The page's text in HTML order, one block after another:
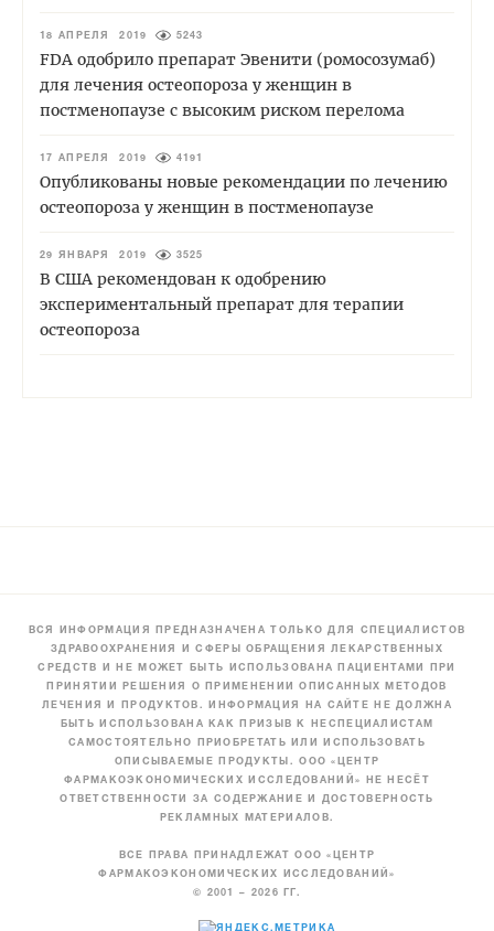
18 АПРЕЛЯ 2019 5243
FDA одобрило препарат Эвенити (ромосозумаб)
для лечения остеопороза у женщин в
постменопаузе с высоким риском перелома
17 АПРЕЛЯ 2019 4191
Опубликованы новые рекомендации по лечению
остеопороза у женщин в постменопаузе
29 ЯНВАРЯ 2019 3525
В США рекомендован к одобрению
экспериментальный препарат для терапии
остеопороза
ВСЯ ИНФОРМАЦИЯ ПРЕДНАЗНАЧЕНА ТОЛЬКО ДЛЯ СПЕЦИАЛИСТОВ
ЗДРАВООХРАНЕНИЯ И СФЕРЫ ОБРАЩЕНИЯ ЛЕКАРСТВЕННЫХ
СРЕДСТВ И НЕ МОЖЕТ БЫТЬ ИСПОЛЬЗОВАНА ПАЦИЕНТАМИ ПРИ
ПРИНЯТИИ РЕШЕНИЯ О ПРИМЕНЕНИИ ОПИСАННЫХ МЕТОДОВ
ЛЕЧЕНИЯ И ПРОДУКТОВ. ИНФОРМАЦИЯ НА САЙТЕ НЕ ДОЛЖНА
БЫТЬ ИСПОЛЬЗОВАНА КАК ПРИЗЫВ К НЕСПЕЦИАЛИСТАМ
САМОСТОЯТЕЛЬНО ПРИОБРЕТАТЬ ИЛИ ИСПОЛЬЗОВАТЬ
ОПИСЫВАЕМЫЕ ПРОДУКТЫ. ООО «ЦЕНТР
ФАРМАКОЭКОНОМИЧЕСКИХ ИССЛЕДОВАНИЙ» НЕ НЕСЁТ
ОТВЕТСТВЕННОСТИ ЗА СОДЕРЖАНИЕ И ДОСТОВЕРНОСТЬ
РЕКЛАМНЫХ МАТЕРИАЛОВ.
ВСЕ ПРАВА ПРИНАДЛЕЖАТ ООО «ЦЕНТР
ФАРМАКОЭКОНОМИЧЕСКИХ ИССЛЕДОВАНИЙ»
© 2001 – 2026 ГГ.